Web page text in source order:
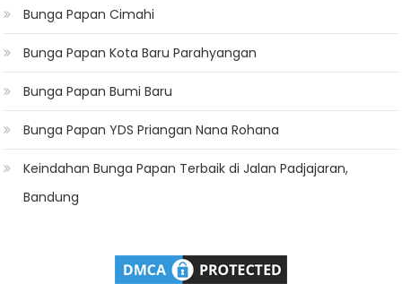
Bunga Papan Cimahi
Bunga Papan Kota Baru Parahyangan
Bunga Papan Bumi Baru
Bunga Papan YDS Priangan Nana Rohana
Keindahan Bunga Papan Terbaik di Jalan Padjajaran,
Bandung